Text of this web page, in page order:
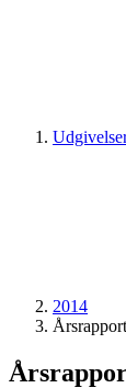
2014